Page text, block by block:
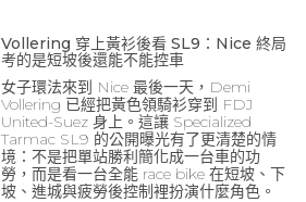
Vollering 穿上黃衫後看 SL9：Nice 終局
考的是短坡後還能不能控車
女子環法來到 Nice 最後一天，Demi
Vollering 已經把黃色領騎衫穿到 FDJ
United-Suez 身上。這讓 Specialized
Tarmac SL9 的公開曝光有了更清楚的情
境：不是把單站勝利簡化成一台車的功
勞，而是看一台全能 race bike 在短坡、下
坡、進城與疲勞後控制裡扮演什麼角色。